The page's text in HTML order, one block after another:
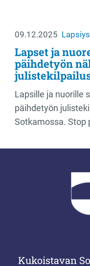
09.12.2025
Lapset ja
päihdetyön
Lapsille ja nuorille
päihdetyön
Sotkamossa. Stop
Kukoistavan